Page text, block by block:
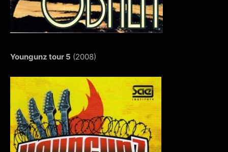
Youngunz tour 5 (2008)